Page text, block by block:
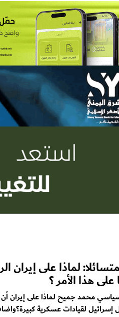
لماذا على إيران
هذا الأمر ؟
محمد جميح ‏لماذا على إيران أن
إسرائيل لقيادات عسكرية